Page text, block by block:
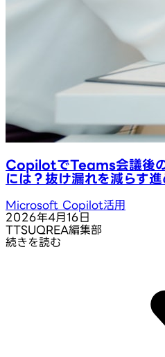
CopilotでTeams会議後
には？抜け漏れを減らす進
Microsoft Copilot活用
2026年4月16日
TTSUQREA編集部
続きを読む